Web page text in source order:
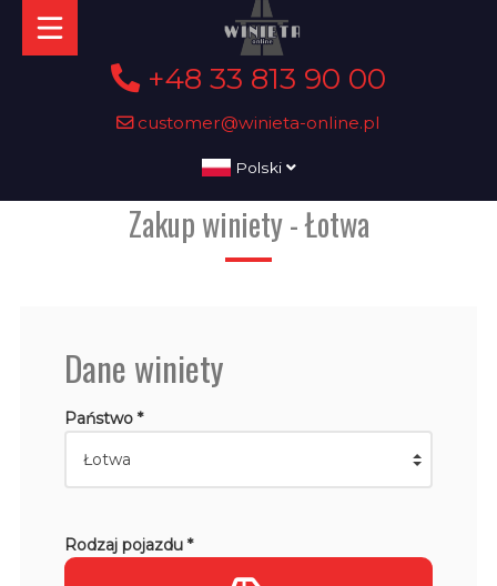
+48 33 813 90 00
customer@winieta-online.pl
Polski
Zakup winiety - Łotwa
Dane winiety
Państwo *
Rodzaj pojazdu *